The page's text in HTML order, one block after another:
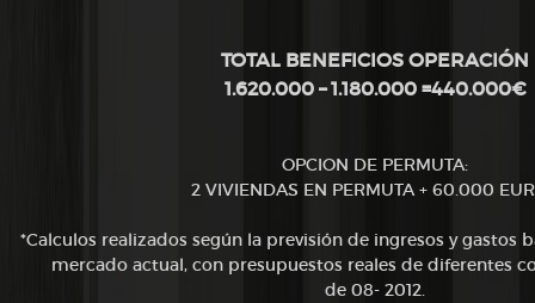
TOTAL BENEFICIOS OPERACIÓN
1.620.000 – 1.180.000 =440.000€
OPCION DE PERMUTA:
2 VIVIENDAS EN PERMUTA + 60.000
*Calculos realizados según la previsión de ingresos y gastos
mercado actual, con presupuestos reales de diferentes
de 08- 2012.